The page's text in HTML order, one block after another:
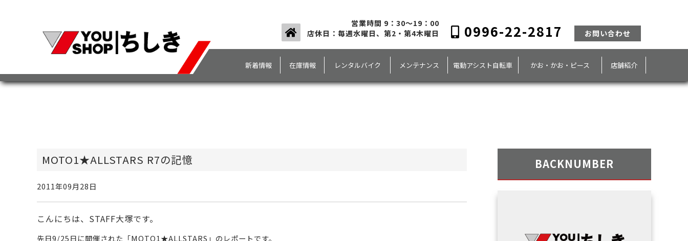
営業時間 9：30～19：00
店休日：毎週水曜日、第2・第4木曜日
0996-22-2817 お問い合わせ
新着情報 在庫情報 レンタルバイク メンテナンス 電動アシスト自転車 かお・かお・ピース 店舗紹介
MOTO1★ALLSTARS R7の記憶
2011年09月28日
こんにちは、STAFF大塚です。
先日9/25日に開催された「MOTO1★ALLSTARS」のレポートです。
BACKNUMBER